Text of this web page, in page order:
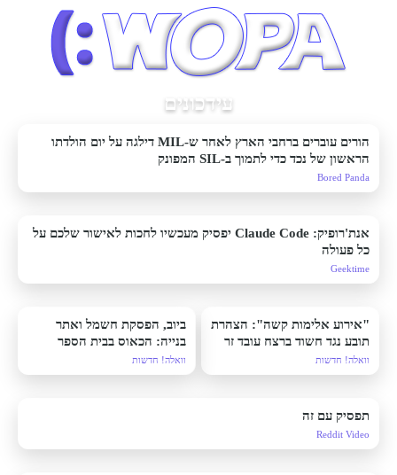
עידכונים
הורים עוברים ברחבי הארץ לאחר ש-MIL דילגה על יום הולדתו
הראשון של נכד כדי לתמוך ב-SIL המפונק
Bored Panda
אנת'רופיק: Claude Code יפסיק מעכשיו לחכות לאישור שלכם על
כל פעולה
Geektime
"אירוע אלימות קשה": הצהרת
תובע נגד חשוד ברצח עובד זר
בקטמון
וואלה! חדשות
ביוב, הפסקת חשמל ואתר
בנייה: הכאוס בבית הספר
לחינוך מיוחד
וואלה! חדשות
תפסיק עם זה
Reddit Video